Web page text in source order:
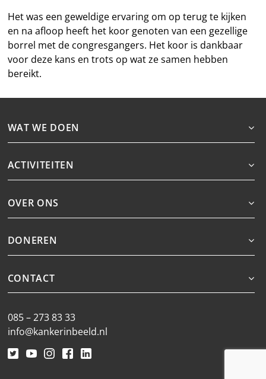
Het was een geweldige ervaring om op terug te kijken
en na afloop heeft het koor genoten van een gezellige
borrel met de congresgangers. Het koor is dankbaar
voor deze kans en trots op wat ze samen hebben
bereikt.
WAT WE DOEN
ACTIVITEITEN
OVER ONS
DONEREN
CONTACT
085 – 273 83 33
info@kankerinbeeld.nl